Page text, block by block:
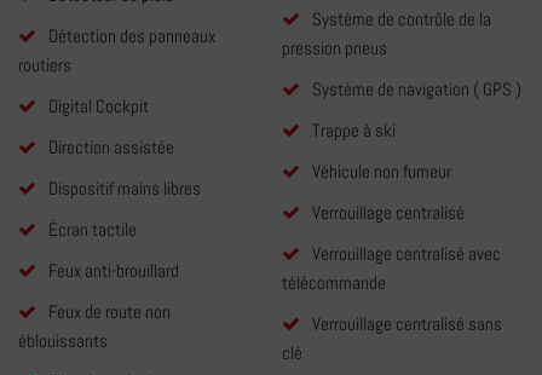
Détection des panneaux
routiers
Digital Cockpit
Direction assistée
Dispositif mains libres
Écran tactile
Feux anti-brouillard
Feux de route non
éblouissants
Système de contrôle de la
pression pneus
Système de navigation ( GPS )
Trappe à ski
Véhicule non fumeur
Verrouillage centralisé
Verrouillage centralisé avec
télécommande
Verrouillage centralisé sans
clé